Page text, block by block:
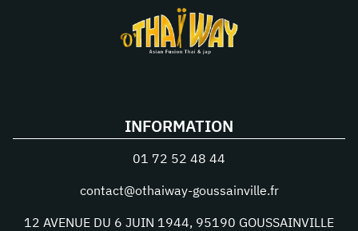
INFORMATION
01 72 52 48 44
contact@othaiway-goussainville.fr
12 AVENUE DU 6 JUIN 1944, 95190 GOUSSAINVILLE